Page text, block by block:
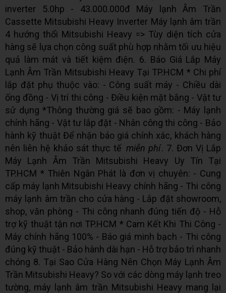
inverter 5.0hp - 43.000.000đ Máy lạnh Âm Trần
Cassette Mitsubishi Heavy Inverter Máy lạnh âm trần
4 hướng thổi Mitsubishi Heavy => Tùy diện tích cửa
hàng sẽ lựa chọn công suất phù hợp nhằm tối ưu hiệu
quả làm mát và tiết kiệm điện. 6. Báo Giá Lắp Máy
Lạnh Âm Trần Mitsubishi Heavy Tại TP.HCM * Chi phí
lắp đặt phụ thuộc vào: - Công suất máy - Chiều dài
ống đồng - Vị trí thi công - Điều kiện mặt bằng - Vật tư
sử dụng *Thông thường giá sẽ bao gồm: - Máy lạnh
chính hãng - Vật tư lắp đặt - Nhân công thi công - Bảo
hành kỹ thuật Để nhận báo giá chính xác, khách hàng
nên liên hệ khảo sát thực tế miễn phí. 7. Đơn Vị Lắp
Máy Lạnh Âm Trần Mitsubishi Heavy Uy Tín Tại
TP.HCM * Thiên Ngân Phát là đơn vị chuyên: - Cung
cấp máy lạnh Mitsubishi Heavy chính hãng - Thi công
máy lạnh âm trần cho cửa hàng - Lắp đặt showroom,
shop, văn phòng - Thi công nhanh đúng tiến độ - Hỗ
trợ kỹ thuật tận nơi TP.HCM * Cam Kết Khi Thi Công -
Máy chính hãng 100% - Báo giá minh bạch - Thi công
đúng kỹ thuật - Bảo hành dài hạn - Hỗ trợ bảo trì nhanh
chóng 8. Tại Sao Cửa Hàng Nên Chọn Máy Lạnh Âm
Trần Mitsubishi Heavy? So với các dòng máy lạnh treo
tường, máy lạnh âm trần Mitsubishi Heavy mang lại